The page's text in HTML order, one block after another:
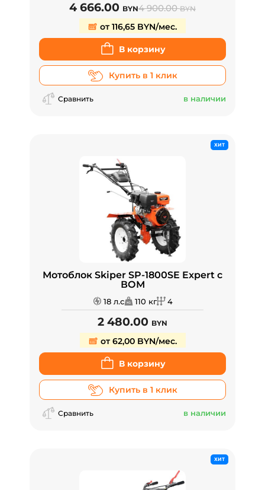
4 666.00 BYN4 900.00BYN
от 116,65 BYN/мес.
В корзину
Купить в 1 клик
Сравнить в наличии
ХИТ
Мотоблок Skiper SP-1800SE Expert с
ВОМ
18 л.с 110 кг 4
2 480.00 BYN
от 62,00 BYN/мес.
В корзину
Купить в 1 клик
Сравнить в наличии
ХИТ